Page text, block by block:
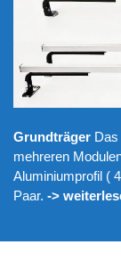
Grundträger
mehreren
Aluminiumprofil (
Paar. ->